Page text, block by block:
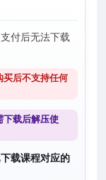
付后无法下载
买后不支持任何
下载后解压使
载课程对应的